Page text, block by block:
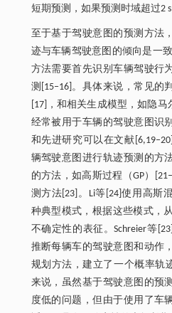
短期预测，如果预测时域超过2
至于基于驾驶意图的预测方法
迹与车辆驾驶意图的倾向是一
方法需要首先识别车辆驾驶行
测[15‒16]。具体来说，常见的
[17]，和相关生成模型，如隐马
经常被用于车辆的驾驶意图识
和先进研究可以在文献
辆驾驶意图进行轨迹预测的方
的方法，如高斯过程（GP）
测方法[23]。Li等[24]使用高斯
种典型模式，根据这些模式，
不确定性的表征。Schreier等
推断每辆车的驾驶意图和动作
规划方法，建立了一个概率轨
来说，虽然基于驾驶意图的预
度低的问题，但由于使用了车